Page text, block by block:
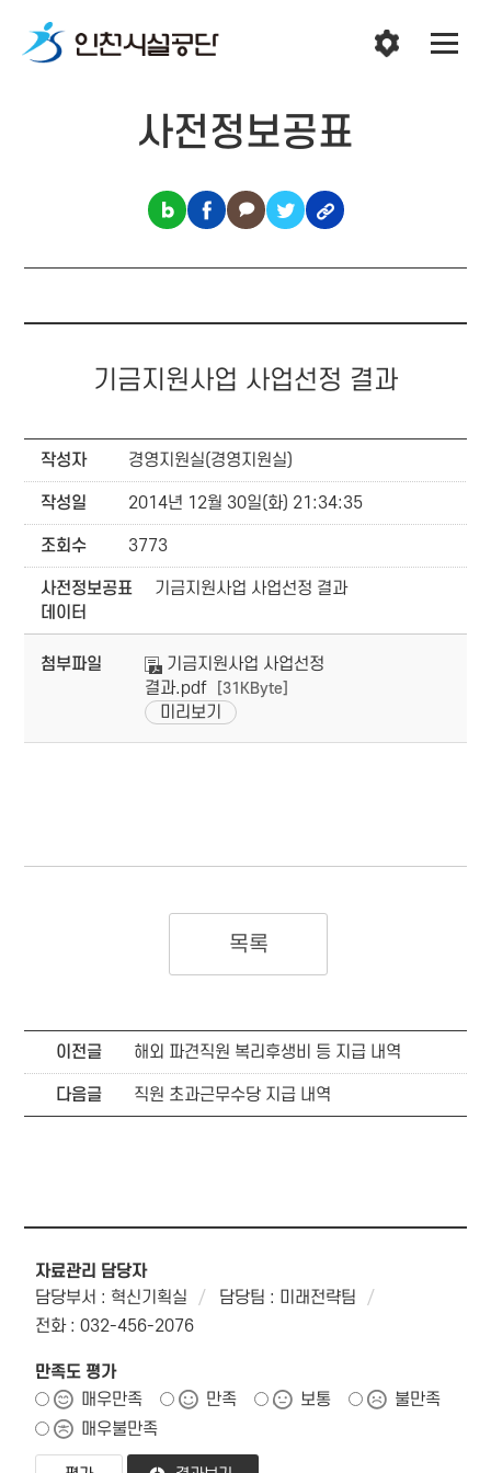
사전정보공표
기금지원사업 사업선정 결과
작성자 경영지원실(경영지원실)
작성일 2014년 12월 30일(화) 21:34:35
조회수 3773
사전정보공표
데이터
기금지원사업 사업선정 결과
첨부파일
기금지원사업 사업선정
결과.pdf
[31KByte]
미리보기
목록
이전글 해외 파견직원 복리후생비 등 지급 내역
다음글 직원 초과근무수당 지급 내역
자료관리 담당자
담당부서 : 혁신기획실
담당팀 : 미래전략팀
전화 : 032-456-2076
만족도 평가
매우만족
만족 보통
불만족
매우불만족